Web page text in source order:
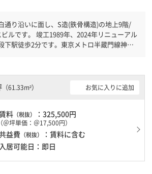
通り沿いに面し、S造(鉄骨構造)の地上9階/
、2024年リニューアル
下駅徒歩2分です。東京メトロ半蔵門線神保
検討されている方にオススメです。土日・祝
すので自由に出入りが出来ます。
（61.33m²） お気に入りに追加
料 （税抜） ：325,500円
（＠坪単価：＠17,500円）
益費 （税抜）
：賃料に含む
居可能日：即日